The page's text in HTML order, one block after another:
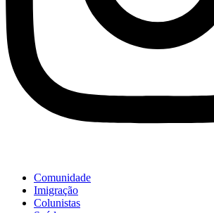
Comunidade
Imigração
Colunistas